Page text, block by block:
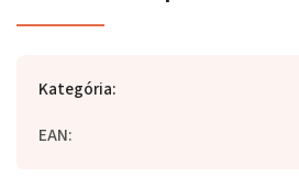
Kategória:
EAN: